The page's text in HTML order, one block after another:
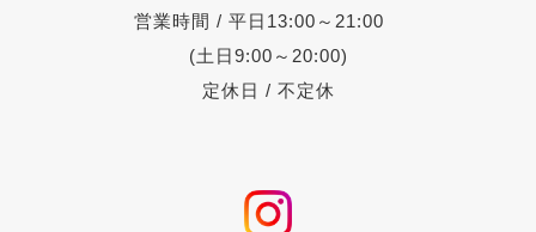
営業時間 / 平日13:00～21:00
(土日9:00～20:00)
定休日 / 不定休